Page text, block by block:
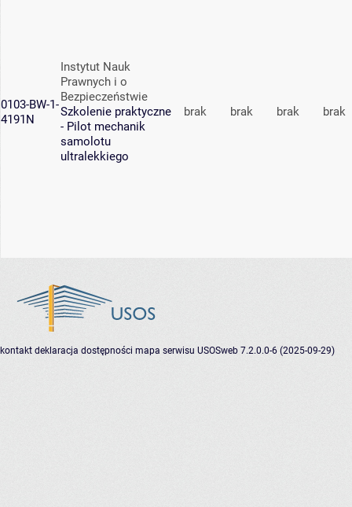
0103-BW-1-
4191N
Instytut Nauk
Prawnych i o
Bezpieczeństwie
Szkolenie praktyczne
- Pilot mechanik
samolotu
ultralekkiego
brak brak brak brak
kontakt deklaracja dostępności mapa serwisu USOSweb 7.2.0.0-6 (2025-09-29)